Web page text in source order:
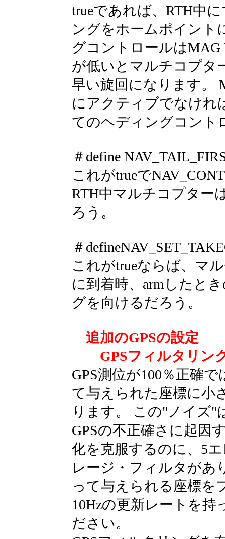
trueであれば、RTH中
ングをホームポイント
グコントロールは
が低いとマルチコプタ
早い旋回になります。
にアクティブでなけれ
てのヘディングコント
＃define
これがtrueで
RTH中マルチコプター
ろう。
＃
これがtrueならば、マ
に到着時、armしたと
グを向けるだろう。
追加のGPSの設定
GPSフィルタリン
GPS測位が100％正確
て与えられた座標に小
ります。 この"ノイズ"
GPSの不正確さに起因
化を克服するのに、5
レージ・フィルタがあ
って与えられる座標を
10Hzの更新レートを
ださい。